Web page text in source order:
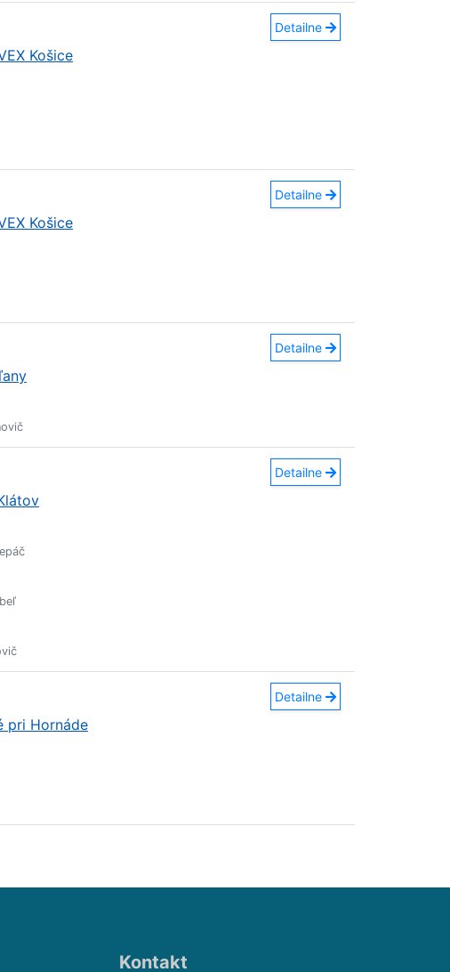
Košice
Detailne
Košice
Detailne
Detailne
Detailne
pri Hornáde
Detailne
Kontakt